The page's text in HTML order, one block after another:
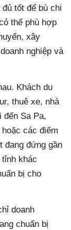
tốt để bù chi
thể phù hợp
xây
nghiệp và
Khách du
thuê xe, nhà
đến Sa Pa,
các điểm
đang đứng gần
khác
bị cho
doanh
chuẩn bị